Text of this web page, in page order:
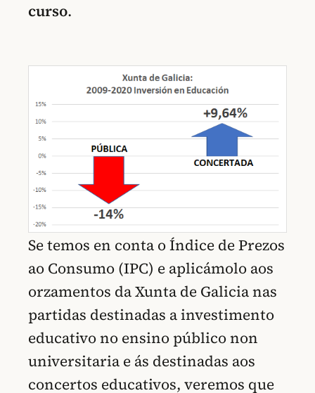
curso.
Se temos en conta o Índice de Prezos
ao Consumo (IPC) e aplicámolo aos
orzamentos da Xunta de Galicia nas
partidas destinadas a investimento
educativo no ensino público non
universitaria e ás destinadas aos
concertos educativos, veremos que